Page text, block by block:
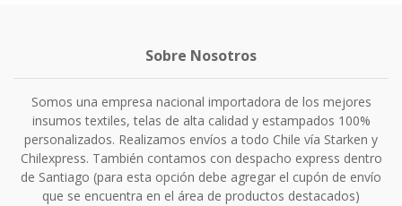
Sobre Nosotros
Somos una empresa nacional importadora de los mejores
insumos textiles, telas de alta calidad y estampados 100%
personalizados. Realizamos envíos a todo Chile vía Starken y
Chilexpress. También contamos con despacho express dentro
de Santiago (para esta opción debe agregar el cupón de envío
que se encuentra en el área de productos destacados)